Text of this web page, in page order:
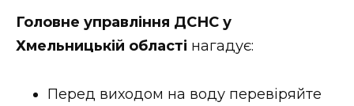
ВІДЕО
Головне управління ДСНС у
Хмельницькій області нагадує:
Перед виходом на воду перевіряйте